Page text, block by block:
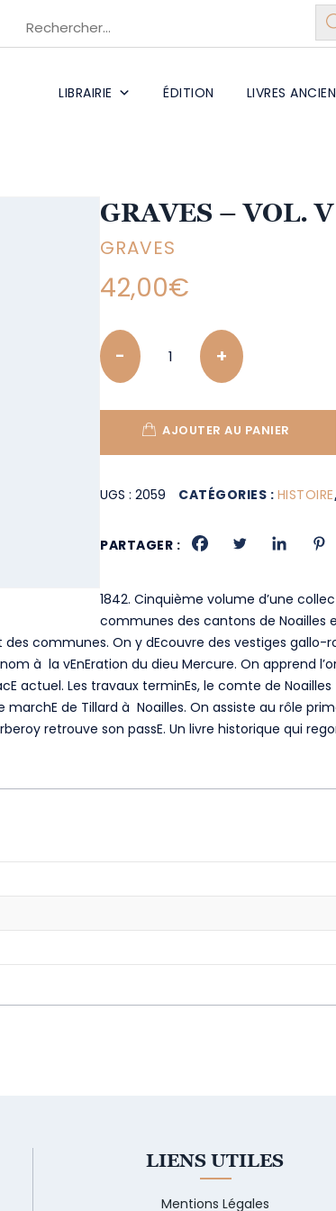
LIBRAIRIE ÉDITION LIVRES
GRAVES – VOL.
GRAVES
42,00€
Quantity
AJOUTER AU PANIER
UGS :2059 CATÉGORIES : HISTOIRE
PARTAGER :
1842. Cinquième volume d’une
communes des cantons de Noailles
communes. On y dEcouvre des vestiges
à la vEnEration du dieu Mercure. On apprend
actuel. Les travaux terminEs, le comte de
de Tillard à Noailles. On assiste au rôle
retrouve son passE. Un livre historique qui
LIENS UTILES
Mentions Légales